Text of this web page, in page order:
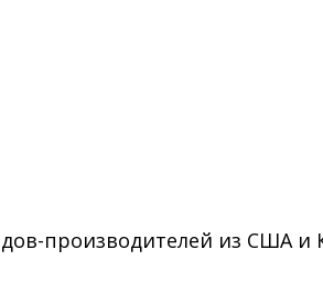
производителей из США и